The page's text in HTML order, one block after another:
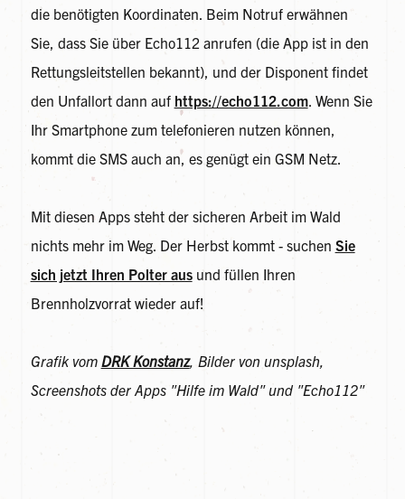
die benötigten Koordinaten. Beim Notruf erwähnen
Sie, dass Sie über Echo112 anrufen (die App ist in den
Rettungsleitstellen bekannt), und der Disponent findet
den Unfallort dann auf https://echo112.com. Wenn Sie
Ihr Smartphone zum telefonieren nutzen können,
kommt die SMS auch an, es genügt ein GSM Netz.
Mit diesen Apps steht der sicheren Arbeit im Wald
nichts mehr im Weg. Der Herbst kommt - suchen Sie
sich jetzt Ihren Polter ausund füllen Ihren
Brennholzvorrat wieder auf!
Grafik vom DRK Konstanz, Bilder von unsplash,
Screenshots der Apps "Hilfe im Wald" und "Echo112"